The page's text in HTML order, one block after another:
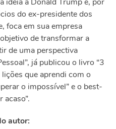
do ex-presidente dos
foca em sua empresa
de transformar a
de uma perspectiva
já publicou o livro “3
que aprendi com o
o impossível” e o best-
autor: